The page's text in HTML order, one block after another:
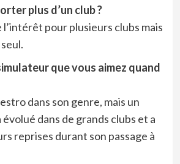
plus d’un club ?
pour plusieurs clubs mais
que vous aimez quand
dans son genre, mais un
dans de grands clubs et a
reprises durant son passage à